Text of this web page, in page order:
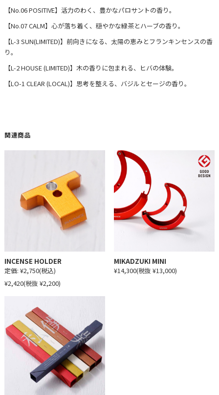
【No.06 POSITIVE】活力のわく、豊かなパロサントの香り。
【No.07 CALM】心が落ち着く、穏やかな緑茶とハーブの香り。
【L-3 SUN(LIMITED)】前向きになる、太陽の恵みとフランキンセンスの香
り。
【L-2 HOUSE (LIMITED)】木の香りに包まれる、ヒバの体験。
【LO-1 CLEAR (LOCAL)】思考を整える、バジルとセージの香り。
関連商品
INCENSE HOLDER
定価: ¥2,750(税込)
¥2,420(税抜 ¥2,200)
MIKADZUKI MINI
¥14,300(税抜 ¥13,000)